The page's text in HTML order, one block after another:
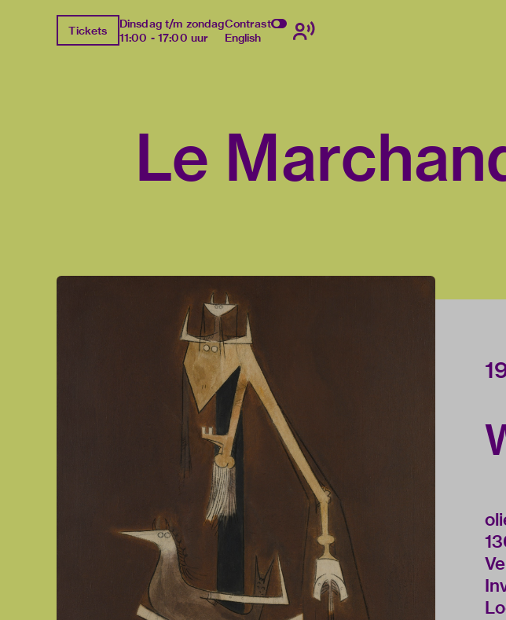
Tickets
Dinsdag t/m zondag
11:00 - 17:00 uur
Contrast
English
Le